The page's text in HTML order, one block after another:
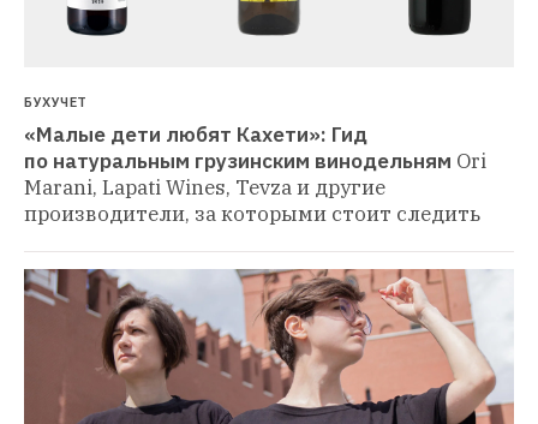
БУХУЧЕТ
«Малые дети любят Кахети»: Гид
по натуральным грузинским винодельням Ori
Marani, Lapati Wines, Tevza и другие
производители, за которыми стоит следить